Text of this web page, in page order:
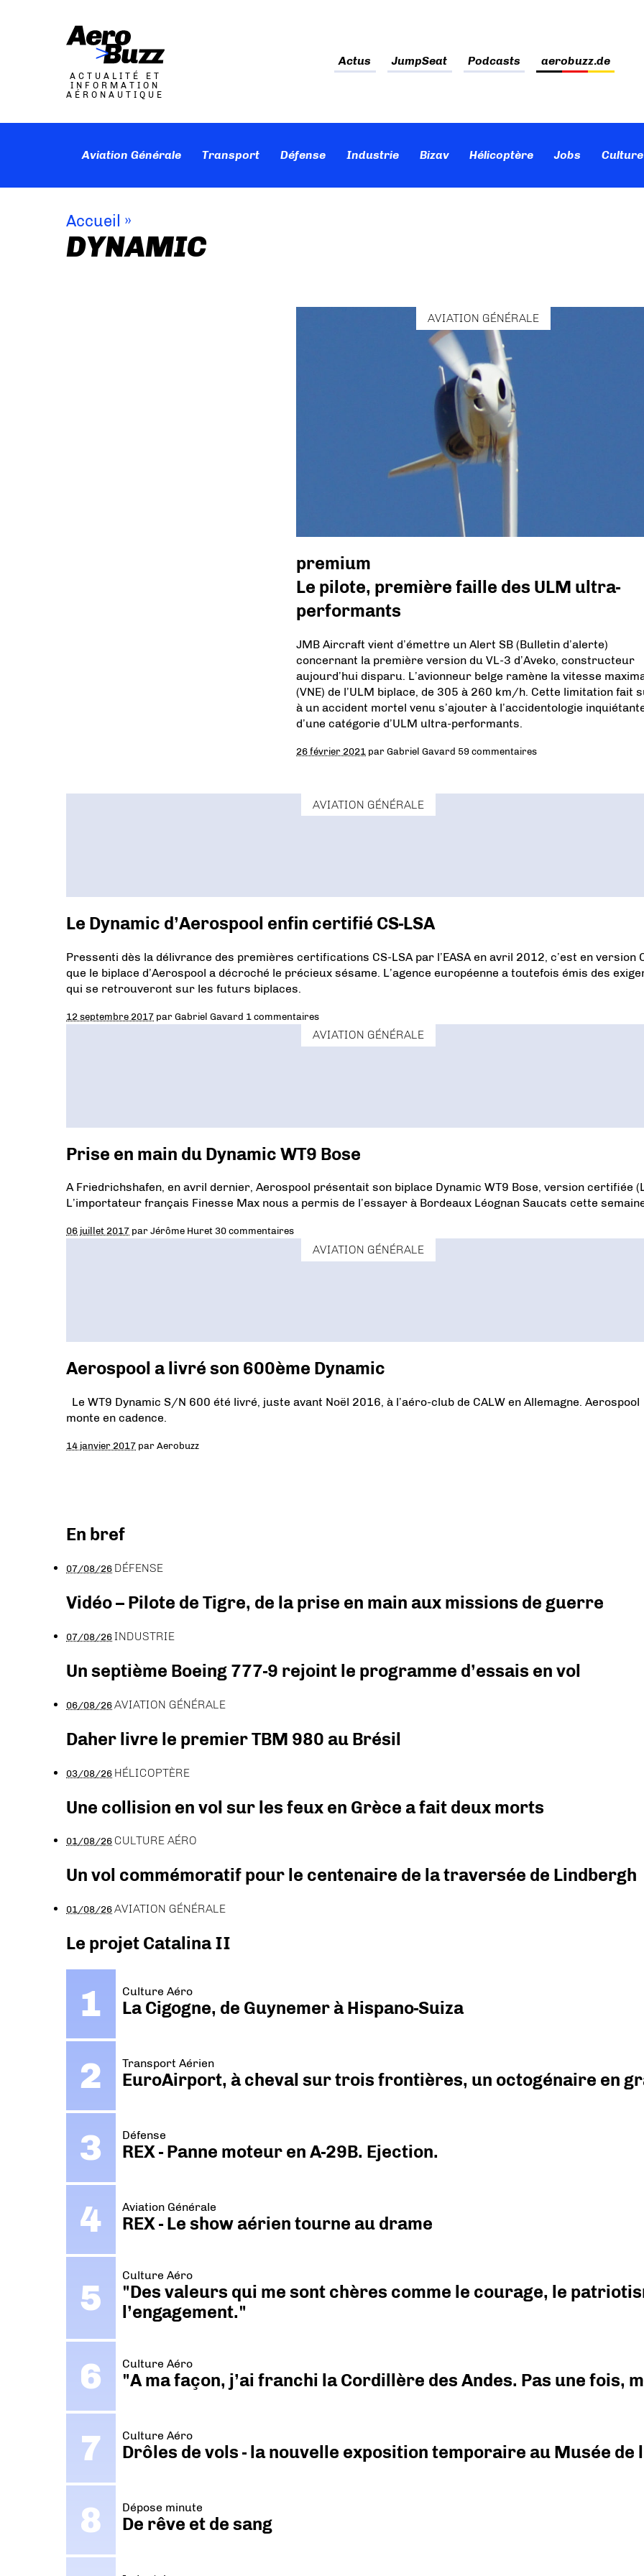
ACTUALITÉ ET
INFORMATION
AÉRONAUTIQUE
Actus JumpSeat Podcasts aerobuzz.de
Aviation Générale Transport Défense Industrie Bizav Hélicoptère Jobs
Accueil »
DYNAMIC
AVIATION GÉNÉRALE
premium
Le pilote, première faille des ULM ultra-
performants
JMB Aircraft vient d’émettre un Alert SB (Bulletin d’alerte)
concernant la première version du VL-3 d’Aveko, constructeur
aujourd’hui disparu. L’avionneur belge ramène la vitesse
(VNE) de l’ULM biplace, de 305 à 260 km/h. Cette limitation fait
à un accident mortel venu s’ajouter à l’accidentologie
d’une catégorie d’ULM ultra-performants.
26 février 2021 parGabriel Gavard 59 commentaires
AVIATION GÉNÉRALE
Le Dynamic d’Aerospool enfin certifié CS-LSA
Pressenti dès la délivrance des premières certifications CS-LSA par l’EASA en avril 2012, c’est en version
que le biplace d’Aerospool a décroché le précieux sésame. L’agence européenne a toutefois émis des
qui se retrouveront sur les futurs biplaces.
12 septembre 2017 parGabriel Gavard 1 commentaires
AVIATION GÉNÉRALE
Prise en main du Dynamic WT9 Bose
A Friedrichshafen, en avril dernier, Aerospool présentait son biplace Dynamic WT9 Bose, version certifiée
L’importateur français Finesse Max nous a permis de l’essayer à Bordeaux Léognan Saucats cette
06 juillet 2017 parJérôme Huret30 commentaires
AVIATION GÉNÉRALE
Aerospool a livré son 600ème Dynamic
Le WT9 Dynamic S/N 600 été livré, juste avant Noël 2016, à l’aéro-club de CALW en Allemagne. Aerospool
monte en cadence.
14 janvier 2017 parAerobuzz
En bref
07/08/26 DÉFENSE
Vidéo – Pilote de Tigre, de la prise en main aux missions de guerre
07/08/26INDUSTRIE
Un septième Boeing 777-9 rejoint le programme d’essais en vol
06/08/26AVIATION GÉNÉRALE
Daher livre le premier TBM 980 au Brésil
03/08/26 HÉLICOPTÈRE
Une collision en vol sur les feux en Grèce a fait deux morts
01/08/26 CULTURE AÉRO
Un vol commémoratif pour le centenaire de la traversée de Lindbergh
01/08/26AVIATION GÉNÉRALE
Le projet Catalina II
Culture Aéro
La Cigogne, de Guynemer à Hispano-Suiza
Transport Aérien
EuroAirport, à cheval sur trois frontières, un octogénaire en
Défense
REX - Panne moteur en A-29B. Ejection.
Aviation Générale
REX - Le show aérien tourne au drame
Culture Aéro
"Des valeurs qui me sont chères comme le courage, le
l’engagement."
Culture Aéro
"A ma façon, j’ai franchi la Cordillère des Andes. Pas une fois,
Culture Aéro
Drôles de vols - la nouvelle exposition temporaire au Musée de
Dépose minute
De rêve et de sang